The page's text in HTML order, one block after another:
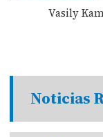
Vasily
Noticias